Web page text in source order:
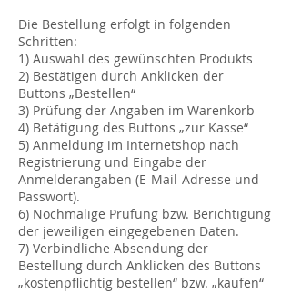
Die Bestellung erfolgt in folgenden
Schritten:
1) Auswahl des gewünschten Produkts
2) Bestätigen durch Anklicken der
Buttons „Bestellen“
3) Prüfung der Angaben im Warenkorb
4) Betätigung des Buttons „zur Kasse“
5) Anmeldung im Internetshop nach
Registrierung und Eingabe der
Anmelderangaben (E-Mail-Adresse und
Passwort).
6) Nochmalige Prüfung bzw. Berichtigung
der jeweiligen eingegebenen Daten.
7) Verbindliche Absendung der
Bestellung durch Anklicken des Buttons
„kostenpflichtig bestellen“ bzw. „kaufen“